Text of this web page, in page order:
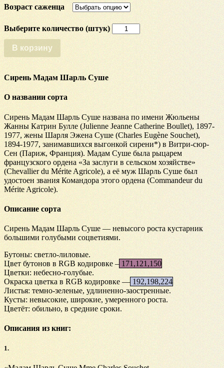
Возраст саженца
Количество
Сирень
В корзину
Сирень Мадам Шарль Суше
О названии сорта
Сирень Мадам Шарль Суше названа по имени Жюльены
Жанны Катрин Булле (Julienne Jeanne Catherine Boullet), 1897-
1977, жены Шарля Эжена Суше (Charles Eugène Souchet),
1894-1977, занимавшихся выгонкой сирени*) в Витри-сюр-
Сен (Париж, Франция). Мадам Суше была рыцарем
французского ордена «За заслуги в сельском хозяйстве»
(Chevallier du Mérite Agricole), а её муж Шарль Суше был
удостоен звания Командора этого ордена (Commandeur du
Mérite Agricole).
Описание сорта
Сирень Мадам Шарль Суше — невысого роста кустарник
большими голубыми соцветиями.
Бутоны: светло-лиловые.
Цвет бутонов в RGB кодировке – 171,121,150
Цветки: небесно-голубые.
Окраска цветка в RGB кодировке — 192,198,224
Листья: темно-зеленые, удлиненно-заостренные.
Кусты: невысокие, широкие, умеренного роста.
Цветёт: обильно, в средние сроки.
Описания из книг:
1.